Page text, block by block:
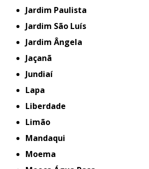
Jardim Paulista
Jardim São Luís
Jardim Ângela
Jaçanã
Jundiaí
Lapa
Liberdade
Limão
Mandaqui
Moema